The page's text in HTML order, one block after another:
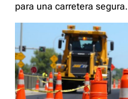
para una carretera segura.